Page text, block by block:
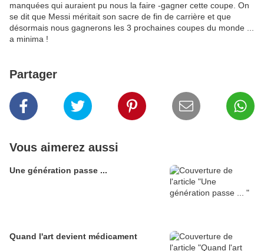
manquées qui auraient pu nous la faire -gagner cette coupe. On
se dit que Messi méritait son sacre de fin de carrière et que
désormais nous gagnerons les 3 prochaines coupes du monde ...
a minima !
Partager
Vous aimerez aussi
Une génération passe ...
Quand l'art devient médicament